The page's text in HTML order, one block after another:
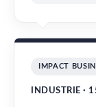
IMPACT
INDUSTRIE ·